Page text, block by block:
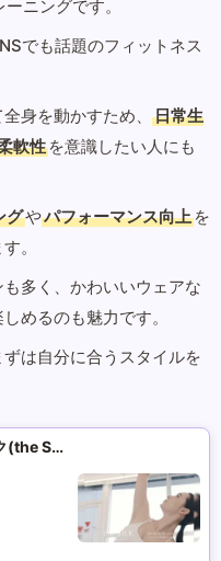
ニングです。
でも話題のフィットネス
身を動かすため、
日常生
軟性 を意識したい人にも
グやパフォーマンス向上 を
。
多く、かわいいウェアな
めるのも魅力です。
は自分に合うスタイルを
マシンピラティススタジオ ザ･シルク(the SILK)